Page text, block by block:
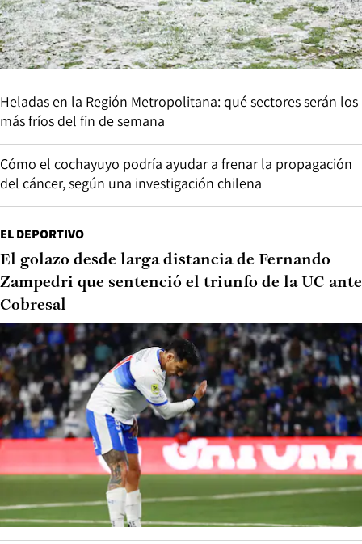
Heladas en la Región Metropolitana: qué sectores serán los
más fríos del fin de semana
Cómo el cochayuyo podría ayudar a frenar la propagación
del cáncer, según una investigación chilena
EL DEPORTIVO
El golazo desde larga distancia de Fernando
Zampedri que sentenció el triunfo de la UC ante
Cobresal